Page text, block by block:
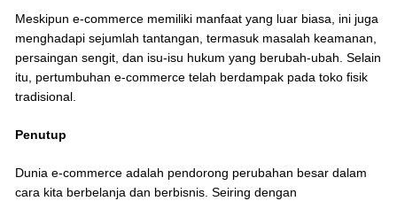
Meskipun e-commerce memiliki manfaat yang luar biasa, ini juga
menghadapi sejumlah tantangan, termasuk masalah keamanan,
persaingan sengit, dan isu-isu hukum yang berubah-ubah. Selain
itu, pertumbuhan e-commerce telah berdampak pada toko fisik
tradisional.
Penutup
Dunia e-commerce adalah pendorong perubahan besar dalam
cara kita berbelanja dan berbisnis. Seiring dengan